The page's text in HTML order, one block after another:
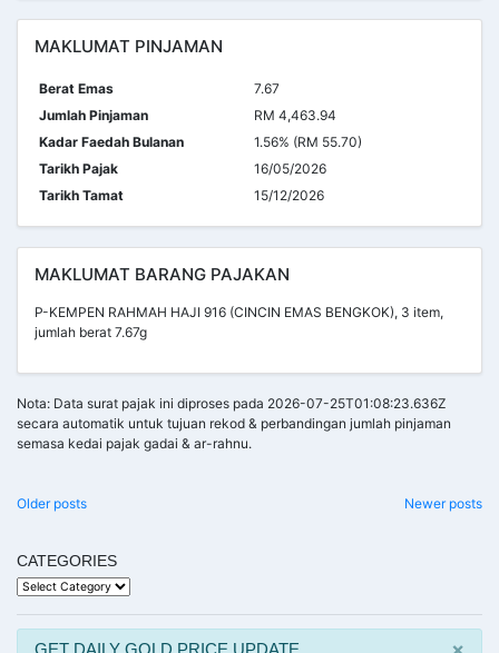
MAKLUMAT PINJAMAN
Berat Emas
7.67
Jumlah Pinjaman
RM 4,463.94
Kadar Faedah Bulanan
1.56% (RM 55.70)
Tarikh Pajak
16/05/2026
Tarikh Tamat
15/12/2026
MAKLUMAT BARANG PAJAKAN
P-KEMPEN RAHMAH HAJI 916 (CINCIN EMAS BENGKOK), 3 item,
jumlah berat 7.67g
Nota: Data surat pajak ini diproses pada 2026-07-25T01:08:23.636Z
secara automatik untuk tujuan rekod & perbandingan jumlah pinjaman
semasa kedai pajak gadai & ar-rahnu.
POSTS
Older posts Newer posts
CATEGORIES
Categories
GET DAILY GOLD PRICE UPDATE